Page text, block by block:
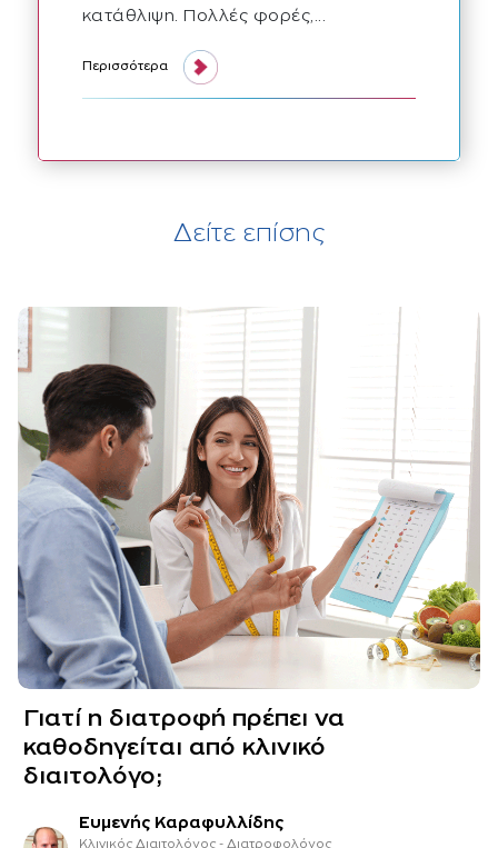
κατάθλιψη. Πολλές φορές,...
άγχος ή κατάθλιψη:
Περισσότερα
Δείτε επίσης
Γιατί η διατροφή πρέπει να
καθοδηγείται από κλινικό
διαιτολόγο;
Ευμενής Καραφυλλίδης
Κλινικός Διαιτολόγος - Διατροφολόγος